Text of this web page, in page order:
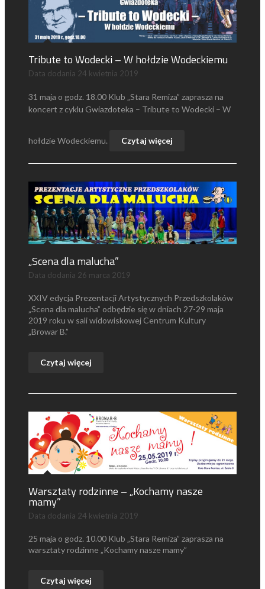
Tribute to Wodecki – W hołdzie Wodeckiemu
Data dodania 24 kwietnia 2019
31 maja o godz. 18.00 Klub „Stara Remiza” zaprasza na
koncert z cyklu Gwiazdoteka – Tribute to Wodecki – W
hołdzie Wodeckiemu. Czytaj więcej
„Scena dla malucha”
Data dodania 26 marca 2019
XXIV edycja Prezentacji Artystycznych Przedszkolaków
„Scena dla malucha” odbędzie się w dniach 27-29 maja
2019 roku w sali widowiskowej Centrum Kultury
„Browar B.”
Czytaj więcej
Warsztaty rodzinne – „Kochamy nasze
mamy”
Data dodania 24 kwietnia 2019
25 maja o godz. 10.00 Klub „Stara Remiza” zaprasza na
warsztaty rodzinne „Kochamy nasze mamy”
Czytaj więcej